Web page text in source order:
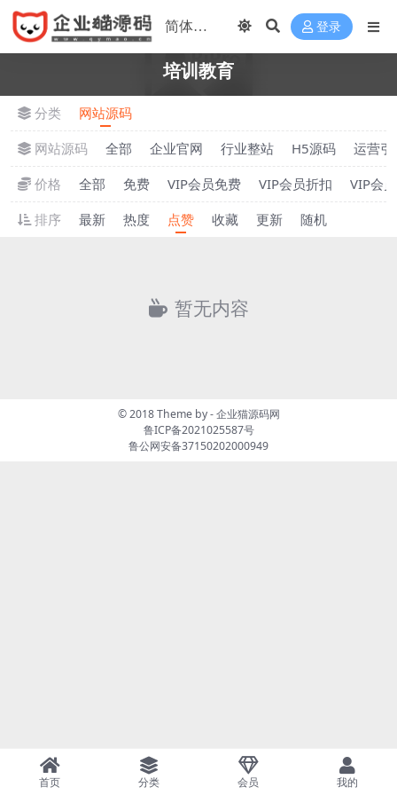
登录
培训教育
分类
网站源码
网站源码
全部 企业官网 行业整站 H5源码
运营引
价格
全部 免费 VIP会员免费 VIP会员折扣
VIP会
排序
最新 热度 点赞 收藏 更新 随机
暂无内容
© 2018 Theme by -企业猫源码网
鲁ICP备2021025587号
鲁公网安备37150202000949
首页 分类 会员 我的